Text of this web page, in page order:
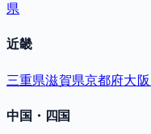
県
近畿
三重県滋賀県京都府大
中国・四国